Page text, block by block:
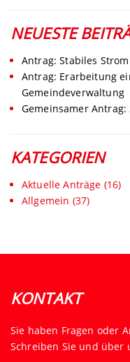
NEUESTE
Antrag: Stabiles
Antrag: Erarbeitung
Gemeindeverwaltung
Gemeinsamer
KATEGORIEN
Aktuelle Anträge (16)
Allgemein (37)
KONTAKT
Sie haben Fragen oder
Schreiben Sie und über